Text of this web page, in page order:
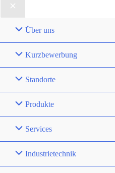
Über uns
Kurzbewerbung
Standorte
Produkte
Services
Industrietechnik